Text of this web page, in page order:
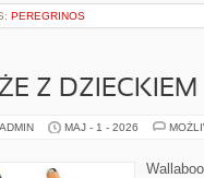
PEREGRINOS
Z DZIECKIEM
MAJ - 1 - 2026